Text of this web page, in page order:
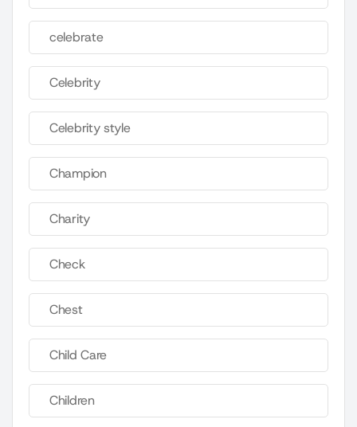
celebrate
Celebrity
Celebrity style
Champion
Charity
Check
Chest
Child Care
Children